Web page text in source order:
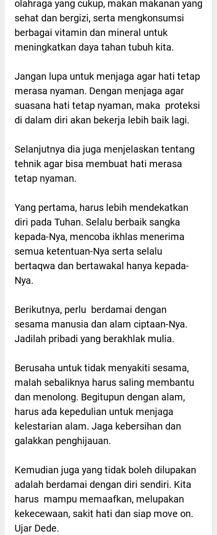
olahraga yang cukup, makan makanan yang
sehat dan bergizi, serta mengkonsumsi
berbagai vitamin dan mineral untuk
meningkatkan daya tahan tubuh kita.
Jangan lupa untuk menjaga agar hati tetap
merasa nyaman. Dengan menjaga agar
suasana hati tetap nyaman, maka proteksi
di dalam diri akan bekerja lebih baik lagi.
Selanjutnya dia juga menjelaskan tentang
tehnik agar bisa membuat hati merasa
tetap nyaman.
Yang pertama, harus lebih mendekatkan
diri pada Tuhan. Selalu berbaik sangka
kepada-Nya, mencoba ikhlas menerima
semua ketentuan-Nya serta selalu
bertaqwa dan bertawakal hanya kepada-
Nya.
Berikutnya, perlu berdamai dengan
sesama manusia dan alam ciptaan-Nya.
Jadilah pribadi yang berakhlak mulia.
Berusaha untuk tidak menyakiti sesama,
malah sebaliknya harus saling membantu
dan menolong. Begitupun dengan alam,
harus ada kepedulian untuk menjaga
kelestarian alam. Jaga kebersihan dan
galakkan penghijauan.
Kemudian juga yang tidak boleh dilupakan
adalah berdamai dengan diri sendiri. Kita
harus mampu memaafkan, melupakan
kekecewaan, sakit hati dan siap move on.
Ujar Dede.